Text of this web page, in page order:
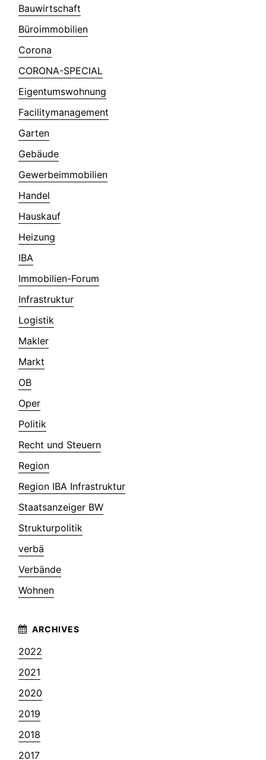
Bauwirtschaft
Büroimmobilien
Corona
CORONA-SPECIAL
Eigentumswohnung
Facilitymanagement
Garten
Gebäude
Gewerbeimmobilien
Handel
Hauskauf
Heizung
IBA
Immobilien-Forum
Infrastruktur
Logistik
Makler
Markt
OB
Oper
Politik
Recht und Steuern
Region
Region IBA Infrastruktur
Staatsanzeiger BW
Strukturpolitik
verbä
Verbände
Wohnen
2022
2021
2020
2019
2018
2017